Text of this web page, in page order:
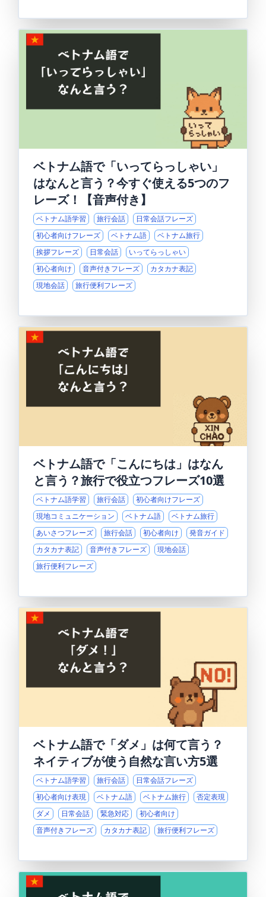
ベトナム語で「いってらっしゃい」
はなんと言う？今すぐ使える5つのフ
レーズ！【音声付き】
ベトナム語学習 旅行会話
日常会話フレーズ
初心者向けフレーズ
ベトナム語
ベトナム旅行
挨拶フレーズ
日常会話
いってらっしゃい
初心者向け
音声付きフレーズ
カタカナ表記
現地会話
旅行便利フレーズ
ベトナム語で「こんにちは」はなん
と言う？旅行で役立つフレーズ10選
ベトナム語学習 旅行会話
初心者向けフレーズ
現地コミュニケーション
ベトナム語
ベトナム旅行
あいさつフレーズ
旅行会話 初心者向け
発音ガイド
カタカナ表記
音声付きフレーズ
現地会話
旅行便利フレーズ
ベトナム語で「ダメ」は何て言う？
ネイティブが使う自然な言い方5選
ベトナム語学習 旅行会話
日常会話フレーズ
初心者向け表現
ベトナム語 ベトナム旅行
否定表現
ダメ
日常会話 緊急対応
初心者向け
音声付きフレーズ
カタカナ表記 旅行便利フレーズ